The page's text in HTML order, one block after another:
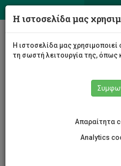
Η ιστοσελίδα μας
Η ιστοσελίδα μας
τη σωστή λειτουργία της, όπως
Απαραίτητα
Analytics